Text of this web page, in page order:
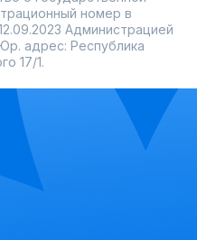
номер в
Администрацией
адрес: Республика
17/1.